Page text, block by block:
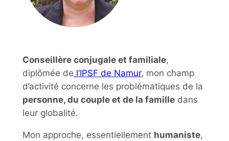
Conseillère conjugale et familiale,
diplômée de l’IPSF de Namur, mon champ
d’activité concerne les problématiques de la
personne, du couple et de la familledans
leur globalité.
Mon approche, essentiellement humaniste,